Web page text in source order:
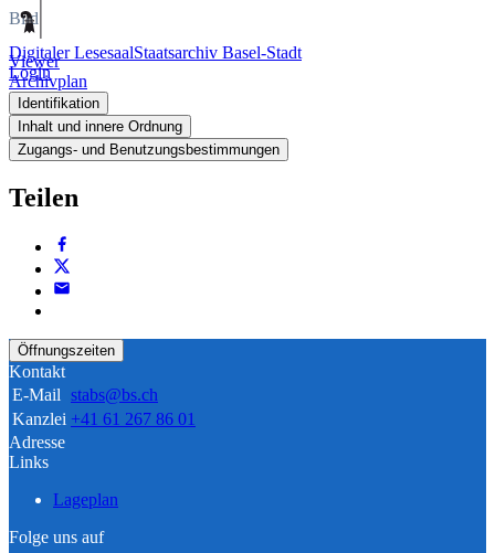
Digitaler LesesaalStaatsarchiv Basel-Stadt
Login
Bild
Viewer
Archivplan
Identifikation
Inhalt und innere Ordnung
Zugangs- und Benutzungsbestimmungen
Teilen
Öffnungszeiten
Kontakt
E-Mail stabs@bs.ch
Kanzlei +41 61 267 86 01
Adresse
Links
Lageplan
Folge uns auf